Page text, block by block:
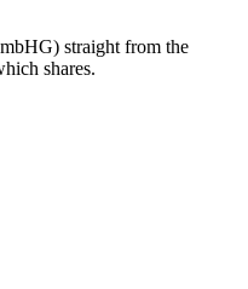
straight from the
shares.